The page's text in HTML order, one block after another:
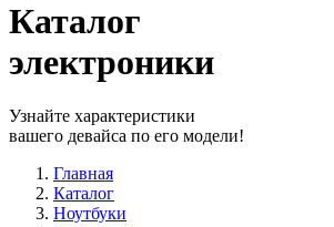
Каталог
электроники
Узнайте характеристики
вашего девайса по его модели!
Главная
Каталог
Ноутбуки